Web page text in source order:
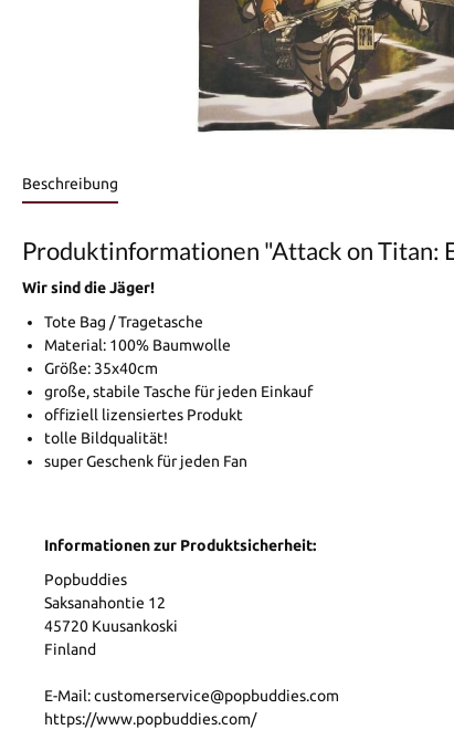
Beschreibung
Produktinformationen "Attack on Titan:
Wir sind die Jäger!
Tote Bag / Tragetasche
Material: 100% Baumwolle
Größe: 35x40cm
große, stabile Tasche für jeden Einkauf
offiziell lizensiertes Produkt
tolle Bildqualität!
super Geschenk für jeden Fan
Informationen zur Produktsicherheit:
Popbuddies
Saksanahontie 12
45720 Kuusankoski
Finland
E-Mail: customerservice@popbuddies.com
https://www.popbuddies.com/